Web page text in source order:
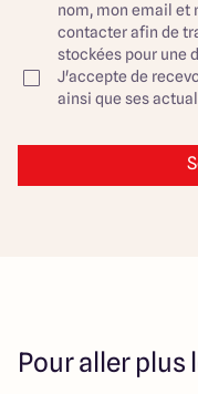
nom, mon email et
contacter afin de
stockées pour une
J'accepte de
ainsi que ses
Pour aller plus